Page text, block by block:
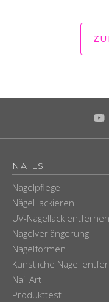
NAILS
Nagelpflege
Nägel lackieren
UV-Nagellack entfernen
Nagelverlängerung
Nagelformen
Künstliche Nägel
Nail Art
Produkttest